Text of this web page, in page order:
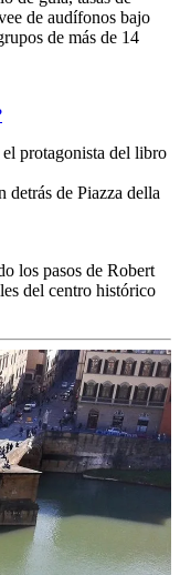
de audífonos bajo
de más de 14
protagonista del libro
detrás de Piazza della
los pasos de Robert
del centro histórico